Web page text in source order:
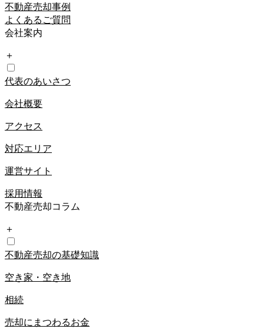
不動産売却事例
よくあるご質問
会社案内
＋
代表のあいさつ
会社概要
アクセス
対応エリア
運営サイト
採用情報
不動産売却コラム
＋
不動産売却の基礎知識
空き家・空き地
相続
売却にまつわるお金